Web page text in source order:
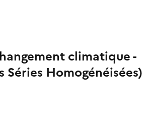
climatique -
Séries Homogénéisées)